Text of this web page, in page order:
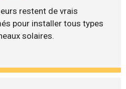
restent de vrais
pour installer tous types
solaires.